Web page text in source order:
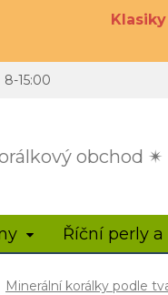
obchod ✴
8-15:00
Říční perly
Minerální korálky podle